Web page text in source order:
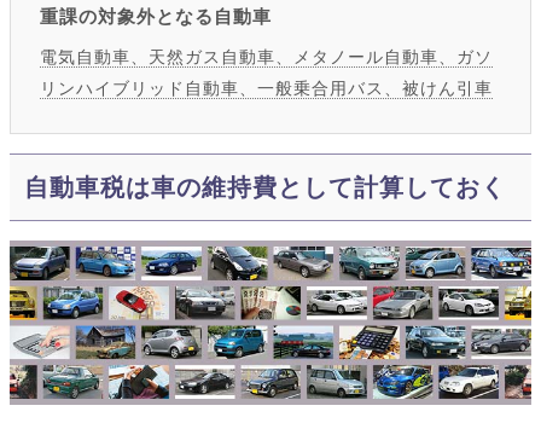
重課の対象外となる自動車
電気自動車、天然ガス自動車、メタノール自動車、ガソ
リンハイブリッド自動車、一般乗合用バス、被けん引車
自動車税は車の維持費として計算しておく